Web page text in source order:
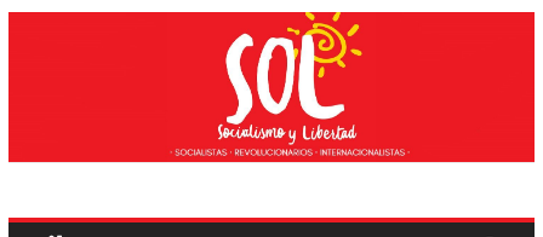
Socialismo